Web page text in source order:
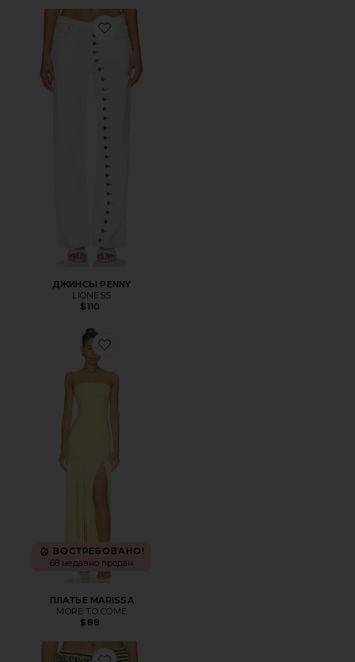
Favorite ДЖИНСЫ PENNY
ДЖИНСЫ PENNY
LIONESS
$110
Favorite ПЛАТЬЕ MARISSA
ВОСТРЕБОВАНО!
68 недавно продан
ПЛАТЬЕ MARISSA
MORE TO COME
$88